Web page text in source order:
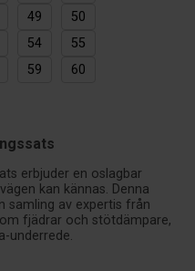
49
50
54
55
59 60
erbjuder en oslagbar
kan kännas. Denna
samling av expertis från
fjädrar och stötdämpare,
underrede.